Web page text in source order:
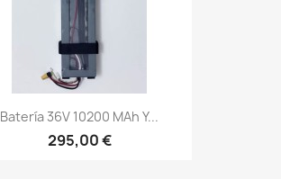
Batería 36V 10200 MAh Y...
295,00 €